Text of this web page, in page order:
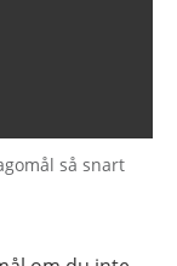
så snart